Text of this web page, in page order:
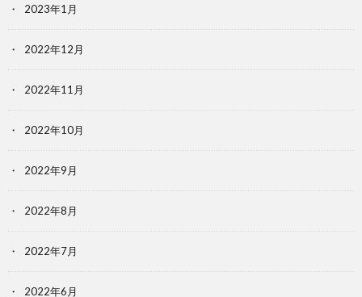
2023年1月
2022年12月
2022年11月
2022年10月
2022年9月
2022年8月
2022年7月
2022年6月